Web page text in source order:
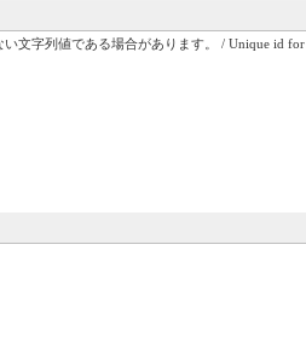
字列値である場合があります。 / Unique id for